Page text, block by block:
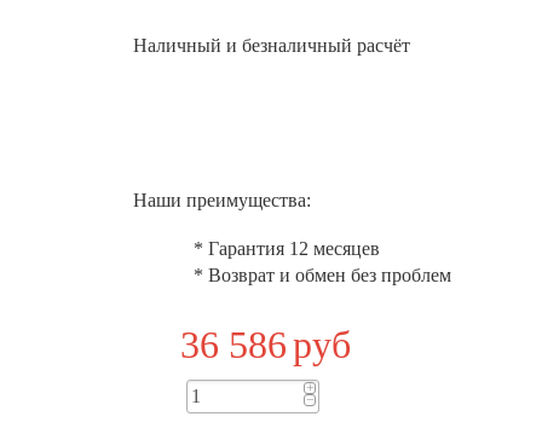
Наличный и безналичный расчёт
Наши преимущества:
* Гарантия 12 месяцев
* Возврат и обмен без проблем
36 586руб
+
−